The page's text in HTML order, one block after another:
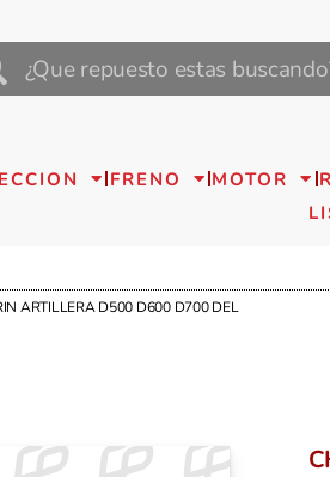
FRENO MOTOR
ARTILLERA D500 D600 D700 DEL